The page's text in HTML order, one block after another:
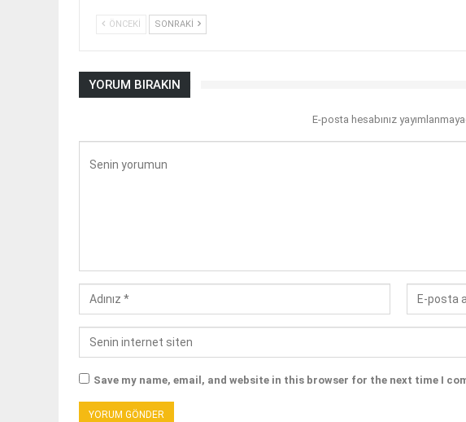
ÖNCEKI SONRAKI
YORUM BIRAKIN
E-posta hesabınız
Save my name, email, and website in this browser for the next time I